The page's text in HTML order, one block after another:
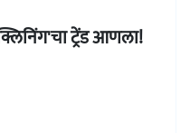
ट्रेंड आणला!